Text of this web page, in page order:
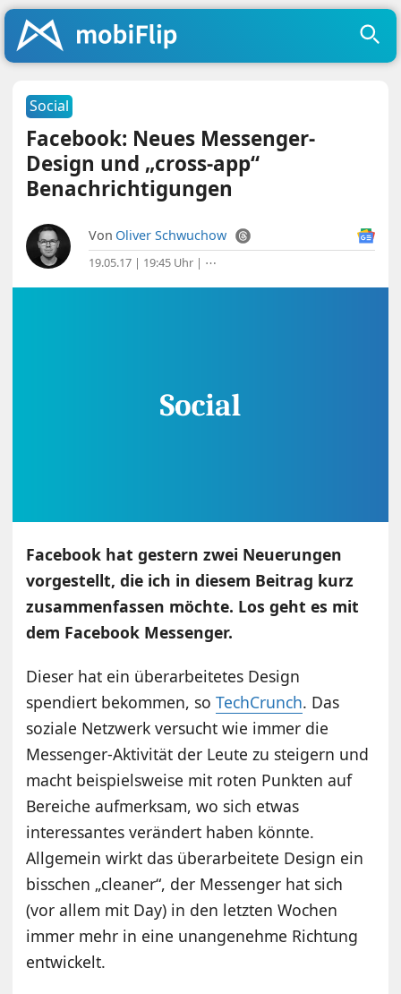
Social
Facebook: Neues Messenger-
Design und „cross-app“
Benachrichtigungen
Von Oliver Schwuchow
19.05.17 | 19:45 Uhr | ⋯
Facebook hat gestern zwei Neuerungen
vorgestellt, die ich in diesem Beitrag kurz
zusammenfassen möchte. Los geht es mit
dem Facebook Messenger.
Dieser hat ein überarbeitetes Design
spendiert bekommen, soTechCrunch. Das
soziale Netzwerk versucht wie immer die
Messenger-Aktivität der Leute zu steigern und
macht beispielsweise mit roten Punkten auf
Bereiche aufmerksam, wo sich etwas
interessantes verändert haben könnte.
Allgemein wirkt das überarbeitete Design ein
bisschen „cleaner“, der Messenger hat sich
(vor allem mit Day) in den letzten Wochen
immer mehr in eine unangenehme Richtung
entwickelt.